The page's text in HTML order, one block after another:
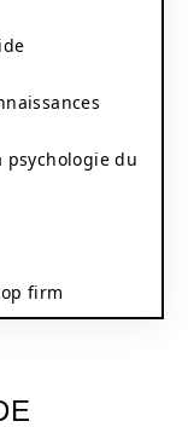
psychologie du
firm